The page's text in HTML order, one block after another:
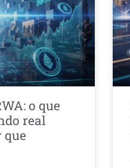
o que
real
que